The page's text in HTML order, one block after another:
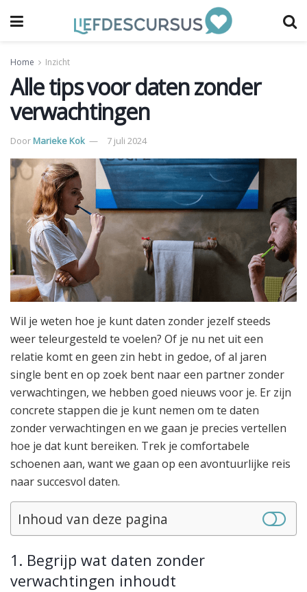
Home Inzicht
Alle tips voor daten zonder
verwachtingen
DoorMarieke Kok 7 juli 2024
Wil je weten hoe je kunt daten zonder jezelf steeds
weer teleurgesteld te voelen? Of je nu net uit een
relatie komt en geen zin hebt in gedoe, of al jaren
single bent en op zoek bent naar een partner zonder
verwachtingen, we hebben goed nieuws voor je. Er zijn
concrete stappen die je kunt nemen om te daten
zonder verwachtingen en we gaan je precies vertellen
hoe je dat kunt bereiken. Trek je comfortabele
schoenen aan, want we gaan op een avontuurlijke reis
naar succesvol daten.
Inhoud van deze pagina
1. Begrijp wat daten zonder
verwachtingen inhoudt